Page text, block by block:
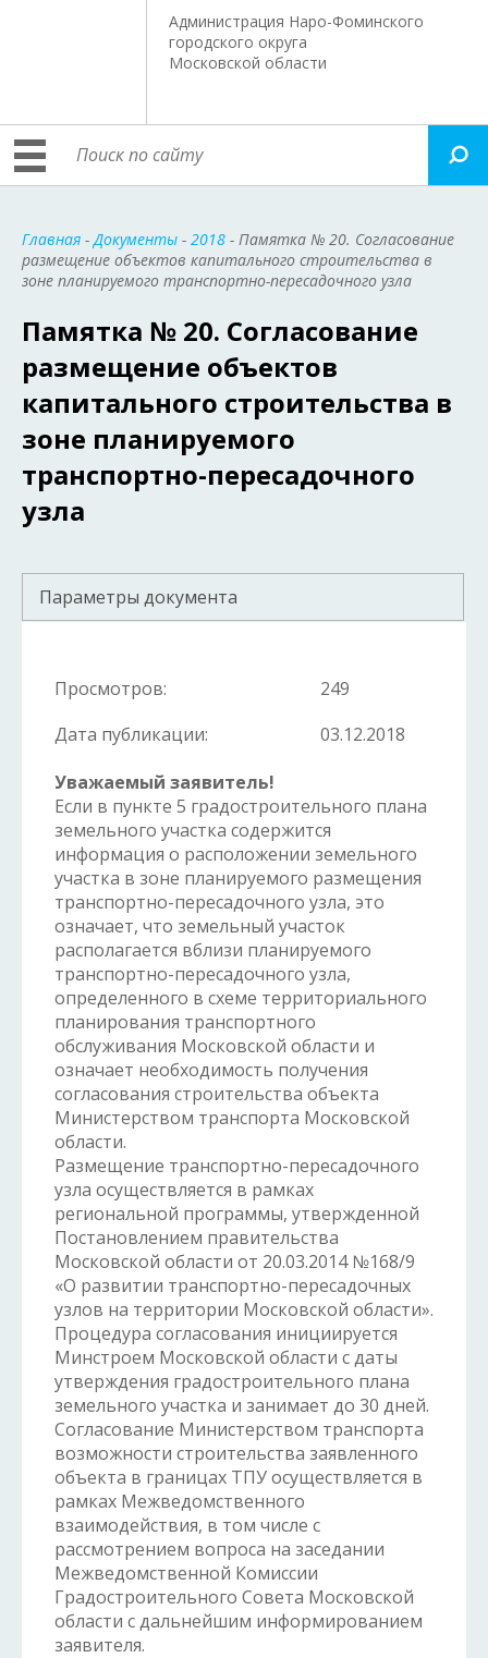
Администрация Наро-Фоминского
городского округа
Московской области
Главная -Документы - 2018 - Памятка № 20. Согласование
размещение объектов капитального строительства в
зоне планируемого транспортно-пересадочного узла
Памятка № 20. Согласование
размещение объектов
капитального строительства в
зоне планируемого
транспортно-пересадочного
узла
Параметры документа
Просмотров:
249
Дата публикации:
03.12.2018
Уважаемый заявитель!
Если в пункте 5 градостроительного плана
земельного участка содержится
информация о расположении земельного
участка в зоне планируемого размещения
транспортно-пересадочного узла, это
означает, что земельный участок
располагается вблизи планируемого
транспортно-пересадочного узла,
определенного в схеме территориального
планирования транспортного
обслуживания Московской области и
означает необходимость получения
согласования строительства объекта
Министерством транспорта Московской
области.
Размещение транспортно-пересадочного
узла осуществляется в рамках
региональной программы, утвержденной
Постановлением правительства
Московской области от 20.03.2014 №168/9
«О развитии транспортно-пересадочных
узлов на территории Московской области».
Процедура согласования инициируется
Минстроем Московской области с даты
утверждения градостроительного плана
земельного участка и занимает до 30 дней.
Согласование Министерством транспорта
возможности строительства заявленного
объекта в границах ТПУ осуществляется в
рамках Межведомственного
взаимодействия, в том числе с
рассмотрением вопроса на заседании
Межведомственной Комиссии
Градостроительного Совета Московской
области с дальнейшим информированием
заявителя.